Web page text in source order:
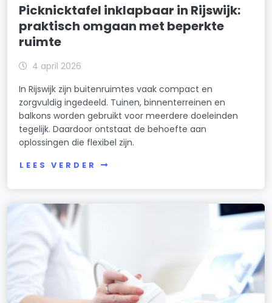
Picknicktafel inklapbaar in Rijswijk:
praktisch omgaan met beperkte
ruimte
4 april 2026
In Rijswijk zijn buitenruimtes vaak compact en
zorgvuldig ingedeeld. Tuinen, binnenterreinen en
balkons worden gebruikt voor meerdere doeleinden
tegelijk. Daardoor ontstaat de behoefte aan
oplossingen die flexibel zijn.
LEES VERDER